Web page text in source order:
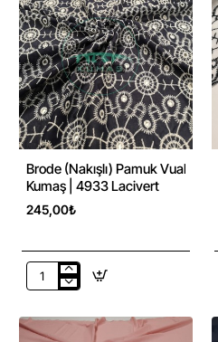
Vual
Kumaş
|
Desen
1
Brode (Nakışlı) Pamuk Vual
Kumaş | 4933 Lacivert
245,00₺
Brode
Pamuk
Vual